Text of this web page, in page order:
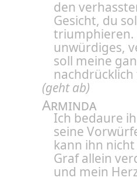
den
Gesicht, du
triumphieren.
unwürdiges,
soll meine
(geht ab)
Arminda
Ich bedaure
seine
kann ihn
Graf allein
und mein